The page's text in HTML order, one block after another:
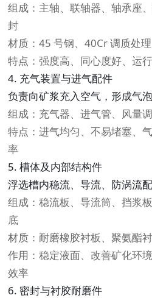
组成：主轴、联轴器、轴承座
封
材质：45 号钢、40Cr 调质处理
特点：强度高、同心度好、运
4. 充气装置与进气配件
负责向矿浆充入空气，形成气泡
组成：充气器、进气管、风量
特点：进气均匀、不易堵塞、
率
5. 槽体及内部结构件
浮选槽内稳流、导流、防涡流配
组成：稳流板、导流筒、挡浆
底
材质：耐磨橡胶衬板、聚氨酯
作用：稳定液面、改善矿化环
效率
6. 密封与衬胶耐磨件